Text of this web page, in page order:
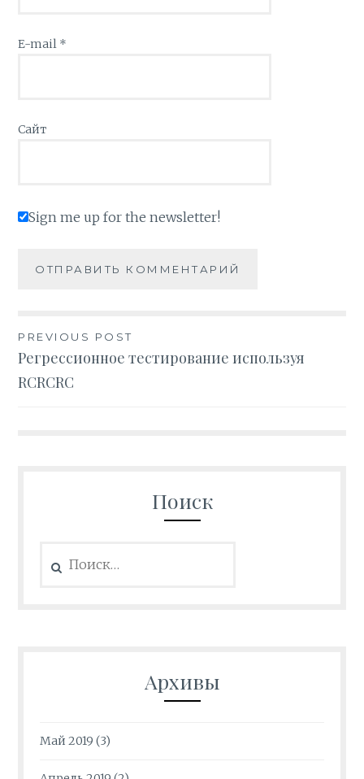
E-mail *
Сайт
Sign me up for the newsletter!
Навигация
по
PREVIOUS POST
Регрессионное тестирование используя
RCRCRC
Поиск
Архивы
Май 2019 (3)